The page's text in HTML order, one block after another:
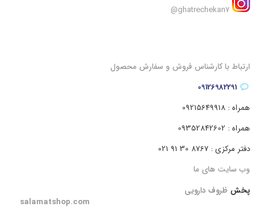
ghatrechekan7@
ارتباط با کارشناس فروش و سفارش محصول
09126982291
همراه : 09215649918
همراه : 09352842602
دفتر مرکزی : 8767 30 91 021
وب سایت های ما
پخش ظروف دارویی
salamatshop.com